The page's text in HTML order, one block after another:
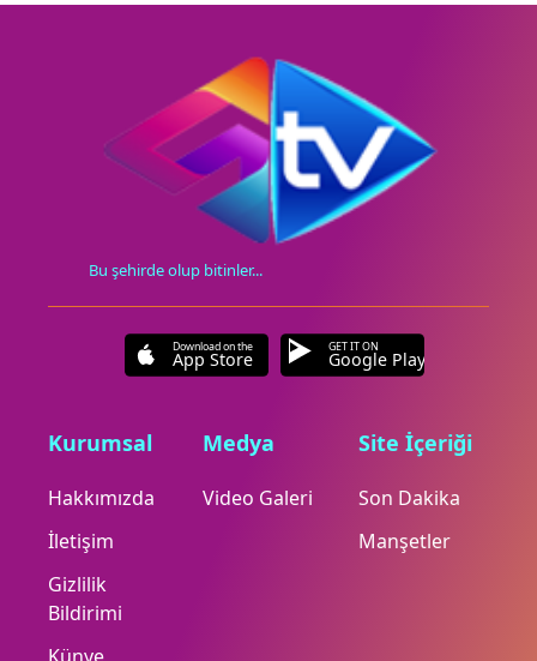
Bu şehirde olup bitinler...
Download on the
App Store
GET IT ON
Google Play
Kurumsal
Hakkımızda
İletişim
Gizlilik
Bildirimi
Medya
Video Galeri
Site İçeriği
Son Dakika
Manşetler